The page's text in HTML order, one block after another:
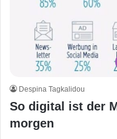
Despina Tagkalidou
So digital ist der
morgen